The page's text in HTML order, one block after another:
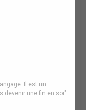
Il est un
devenir une fin en soi".